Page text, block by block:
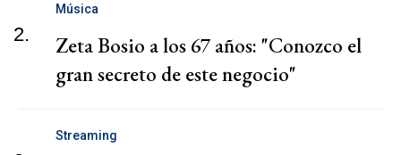
2.
Música
Zeta Bosio a los 67 años: "Conozco el
gran secreto de este negocio"
Streaming